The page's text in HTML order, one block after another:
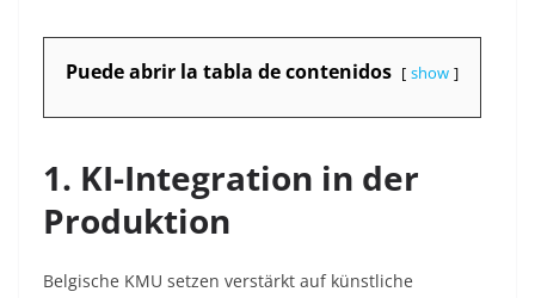
Puede abrir la tabla de contenidos show
1. KI-Integration in der
Produktion
Belgische KMU setzen verstärkt auf künstliche